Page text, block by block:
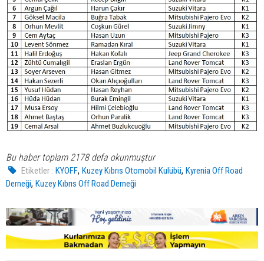
Bu haber toplam 2178 defa okunmuştur
Etiketler : KYOFF,Kuzey Kıbrıs Otomobil Kulübü,Kyrenia Off Road
Derneği, Kuzey Kıbrıs Off Road Derneği